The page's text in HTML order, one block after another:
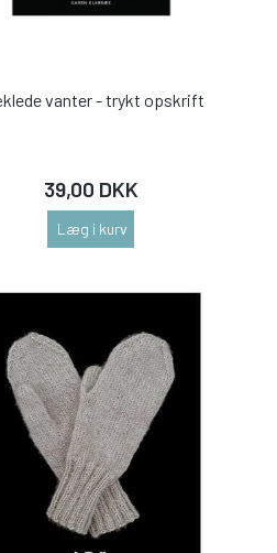
vanter - trykt opskrift
39,00 DKK
Læg i kurv